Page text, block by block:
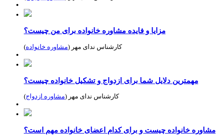
مزایا و فایده مشاوره خانواده برای من چیست؟
کارشناس ندای مهر (مشاوره خانواده)
مهمترین دلایل شما برای ازدواج و تشکیل خانواده چیست؟
کارشناس ندای مهر (مشاوره ازدواج)
مشاوره خانواده چیست و برای کدام اعضای خانواده مهم است؟